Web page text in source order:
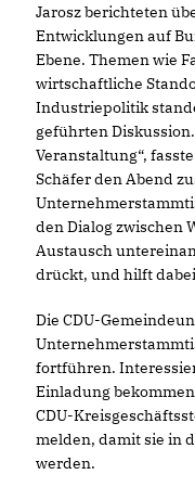
Jarosz berichteten
Entwicklungen auf
Ebene. Themen wie
wirtschaftliche
Industriepolitik
geführten
Veranstaltung“,
Schäfer den Abend
den Dialog zwischen
Austausch
drückt, und hilft
Die CDU-
fortführen.
Einladung
CDU-
melden, damit sie in
werden.